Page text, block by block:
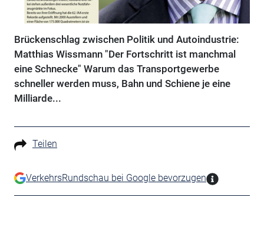
Brückenschlag zwischen Politik und Autoindustrie:
Matthias Wissmann "Der Fortschritt ist manchmal
eine Schnecke" Warum das Transportgewerbe
schneller werden muss, Bahn und Schiene je eine
Milliarde...
Teilen
VerkehrsRundschau bei Google bevorzugen